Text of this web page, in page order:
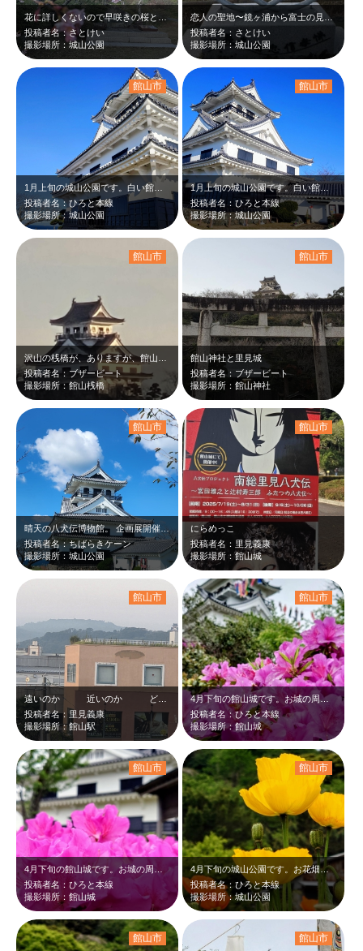
投稿者名：さとけい
撮影場所：城山公園
恋人の聖地〜鏡ヶ浦から富士の見えるまち 館山 富士山を背景に撮影できたら…
投稿者名：さとけい
撮影場所：城山公園
1月上旬の城山公園です。白い館山城が雲ひとつない新春の青空に映えて綺麗でした。…
投稿者名：ひろと本線
撮影場所：城山公園
館山市
1月上旬の城山公園です。白い館山城が雲ひとつない新春の青空に映えて綺麗でした。
投稿者名：ひろと本線
撮影場所：城山公園
館山市
投稿者名：ブザービート
撮影場所：館山桟橋
館山市
館山神社と里見城
投稿者名：ブザービート
撮影場所：館山神社
館山市
晴天の八犬伝博物館。 企画展開催。 平日、風強い、人少なし。
投稿者名：ちばらきケーン
撮影場所：城山公園
館山市
にらめっこ
投稿者名：里見義康
撮影場所：館山城
館山市
遠いのか 近いのか どっちだ
投稿者名：里見義康
撮影場所：館山駅
館山市
4月下旬の館山城です。お城の周りには沢山のつつじが咲いていました。ピンクの花が…
投稿者名：ひろと本線
撮影場所：館山城
館山市
投稿者名：ひろと本線
撮影場所：館山城
館山市
4月下旬の城山公園です。お花畑にポピーが沢山咲いていました。黄色やオレンジの花…
投稿者名：ひろと本線
撮影場所：城山公園
館山市
館山市 館山市